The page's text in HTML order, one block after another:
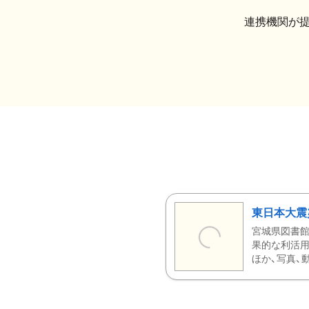
連携機関が
東日本大
宮城県図書
果的な利活
ほか、写真、